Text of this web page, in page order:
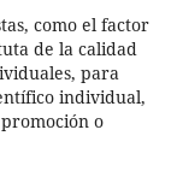
como el factor
de la calidad
para
individual,
o